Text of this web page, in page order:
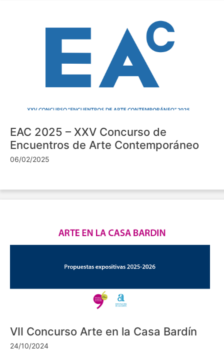
EAC 2025 – XXV Concurso de
Encuentros de Arte Contemporáneo
06/02/2025
VII Concurso Arte en la Casa Bardín
24/10/2024